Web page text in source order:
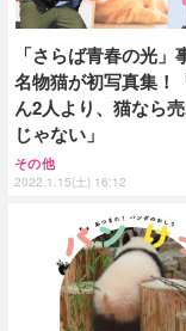
韓流・K-POP
音楽
グラビア
ショッピング
ライフTOP
ペット
その他
リリース一覧
プッシュ通知の停止
「さらば青春の光」
名物猫が初写真集！
ん2人より、猫なら
じゃない」
その他
2022.1.15(土) 16:12